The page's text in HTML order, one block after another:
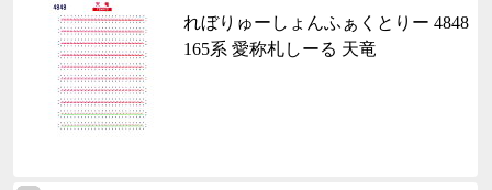
れぼりゅーしょんふぁくとりー 4848
165系 愛称札しーる 天竜